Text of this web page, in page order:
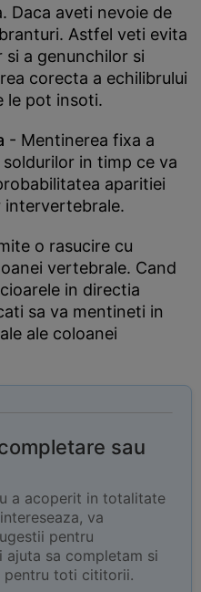
Daca aveti nevoie de
Astfel veti evita
si a genunchilor si
corecta a echilibrului
le pot insoti.
- Mentinerea fixa a
in timp ce va
aparitiei
intervertebrale.
o rasucire cu
vertebrale. Cand
in directia
sa va mentineti in
ale coloanei
sau
a acoperit in totalitate
va
pentru
sa completam si
pentru toti cititorii.